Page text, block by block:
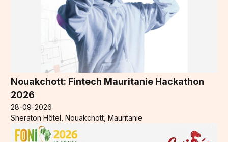
Nouakchott: Fintech Mauritanie Hackathon
2026
28-09-2026
Sheraton Hôtel, Nouakchott, Mauritanie